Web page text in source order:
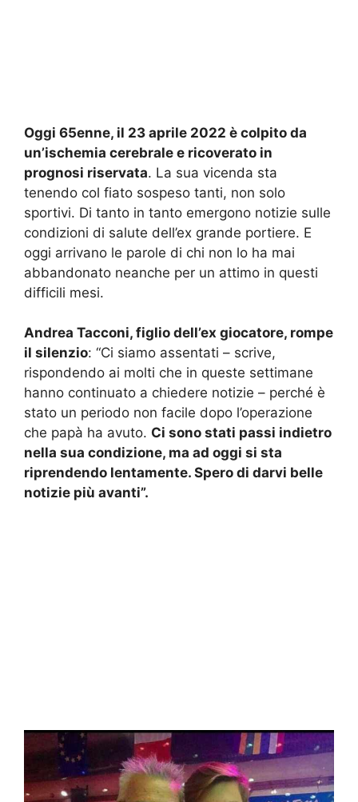
Oggi 65enne, il 23 aprile 2022 è colpito da
un’ischemia cerebrale e ricoverato in
prognosi riservata. La sua vicenda sta
tenendo col fiato sospeso tanti, non solo
sportivi. Di tanto in tanto emergono notizie sulle
condizioni di salute dell’ex grande portiere. E
oggi arrivano le parole di chi non lo ha mai
abbandonato neanche per un attimo in questi
difficili mesi.
Andrea Tacconi, figlio dell’ex giocatore, rompe
il silenzio: “Ci siamo assentati – scrive,
rispondendo ai molti che in queste settimane
hanno continuato a chiedere notizie – perché è
stato un periodo non facile dopo l’operazione
che papà ha avuto. Ci sono stati passi indietro
nella sua condizione, ma ad oggi si sta
riprendendo lentamente. Spero di darvi belle
notizie più avanti”.